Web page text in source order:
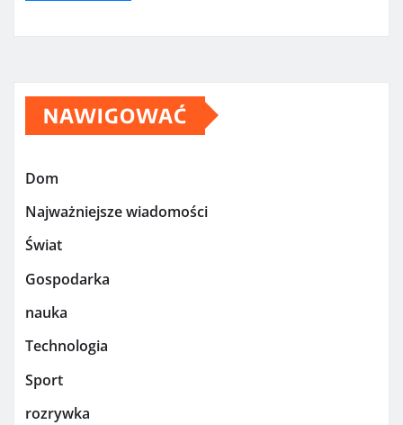
NAWIGOWAĆ
Dom
Najważniejsze wiadomości
Świat
Gospodarka
nauka
Technologia
Sport
rozrywka